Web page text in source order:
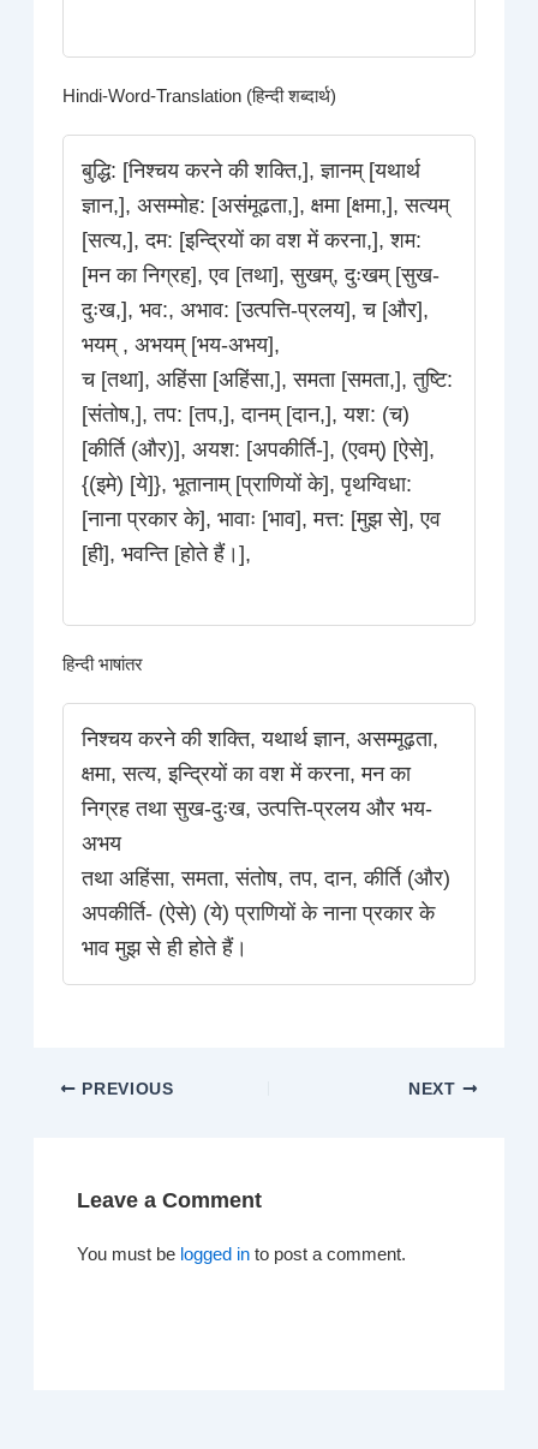
Hindi-Word-Translation (हिन्दी शब्दार्थ)
बुद्धि: [निश्चय करने की शक्ति,], ज्ञानम् [यथार्थ
ज्ञान,], असम्मोह: [असंमूढता,], क्षमा [क्षमा,], सत्यम्
[सत्य,], दम: [इन्द्रियों का वश में करना,], शम:
[मन का निग्रह], एव [तथा], सुखम्, दुःखम् [सुख-
दुःख,], भव:, अभाव: [उत्पत्ति-प्रलय], च [और],
भयम् , अभयम् [भय-अभय],
च [तथा], अहिंसा [अहिंसा,], समता [समता,], तुष्टि:
[संतोष,], तप: [तप,], दानम् [दान,], यश: (च)
[कीर्ति (और)], अयश: [अपकीर्ति-], (एवम्) [ऐसे],
{(इमे) [ये]}, भूतानाम् [प्राणियों के], पृथग्विधा:
[नाना प्रकार के], भावाः [भाव], मत्त: [मुझ से], एव
[ही], भवन्ति [होते हैं।],
हिन्दी भाषांतर
निश्चय करने की शक्ति, यथार्थ ज्ञान, असम्मूढ़ता,
क्षमा, सत्य, इन्द्रियों का वश में करना, मन का
निग्रह तथा सुख-दुःख, उत्पत्ति-प्रलय और भय-
अभय
तथा अहिंसा, समता, संतोष, तप, दान, कीर्ति (और)
अपकीर्ति- (ऐसे) (ये) प्राणियों के नाना प्रकार के
भाव मुझ से ही होते हैं।
PREVIOUS NEXT
Leave a Comment
You must be logged in to post a comment.